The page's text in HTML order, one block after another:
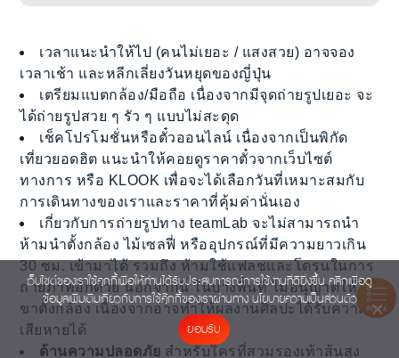
เวลาแนะนำให้ไป (คนไม่เยอะ / แสงสวย) อาจจอง
เวลาเช้า และหลีกเลี่ยงวันหยุดของญี่ปุ่น
เตรียมแบตกล้อง/มือถือ เนื่องจากมีจุดถ่ายรูปเยอะ จะ
ได้ถ่ายรูปสวย ๆ รัว ๆ แบบไม่สะดุด
เช็คโปรโมชั่นหรือตั๋วออนไลน์ เนื่องจากเป็นพิกัด
เที่ยวยอดฮิต แนะนำให้คอยดูราคาตั๋วจากเว็บไซต์
ทางการ หรือ KLOOK เพื่อจะได้เลือกวันที่เหมาะสมกับ
การเดินทางของเราและราคาที่คุ้มค่านั่นเอง
เกี่ยวกับการถ่ายรูปทาง teamLab จะไม่สามารถนำ
ห้ามนำตั้งกล้อง ไม้เซลฟี่ หรืออุปกรณ์ที่มีความยาวเกิน
30 ซม. เข้ามาได้ รวมถึง ห้ามใช้แฟลชและโดรนในการ
ถ่ายภาพอีกด้วย นอกจากนี้ ในบางพื้นที่ ไม่อนุญาตให้ใช้
ขาตั้งกล้อง เนื่องจากอาจทำให้ผลงานศิลปะได้รับความ
เสียหายได้
ด้านความปลอดภัย สำหรับใครที่สวมรองเท้าส้นสูง
INDEX
เว็บไซต์ของเราใช้คุกกี้เพื่อให้ท่านได้รับประสบการณ์การใช้งานที่ดียิ่งขึ้น คลิกเพื่อดู
ข้อมูลเพิ่มเติมเกี่ยวกับการใช้คุ๊กกี้ของเราผ่านทาง นโยบายความเป็นส่วนตัว
ยอมรับ